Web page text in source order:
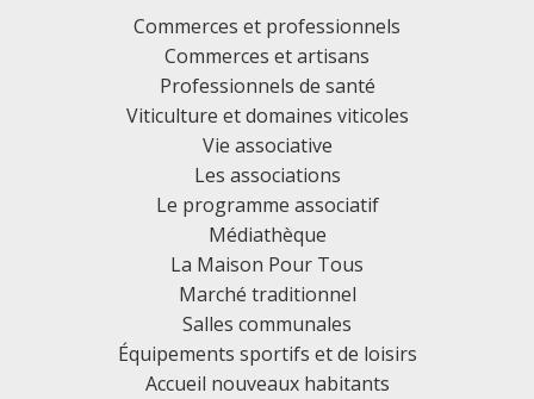
Commerces et professionnels
Commerces et artisans
Professionnels de santé
Viticulture et domaines viticoles
Vie associative
Les associations
Le programme associatif
Médiathèque
La Maison Pour Tous
Marché traditionnel
Salles communales
Équipements sportifs et de loisirs
Accueil nouveaux habitants